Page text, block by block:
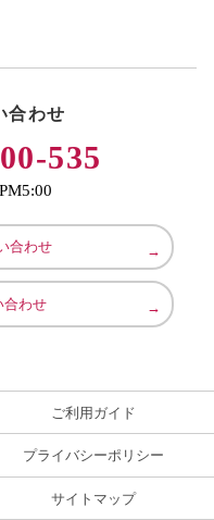
合わせ
535
合わせ
合わせ
ご利用ガイド
プライバシーポリシー
サイトマップ